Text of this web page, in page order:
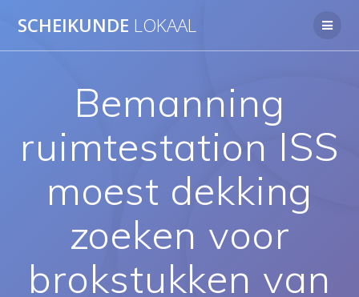
naar
SCHEIKUNDE LOKAAL
Bemanning
ruimtestation ISS
moest dekking
zoeken voor
brokstukken van